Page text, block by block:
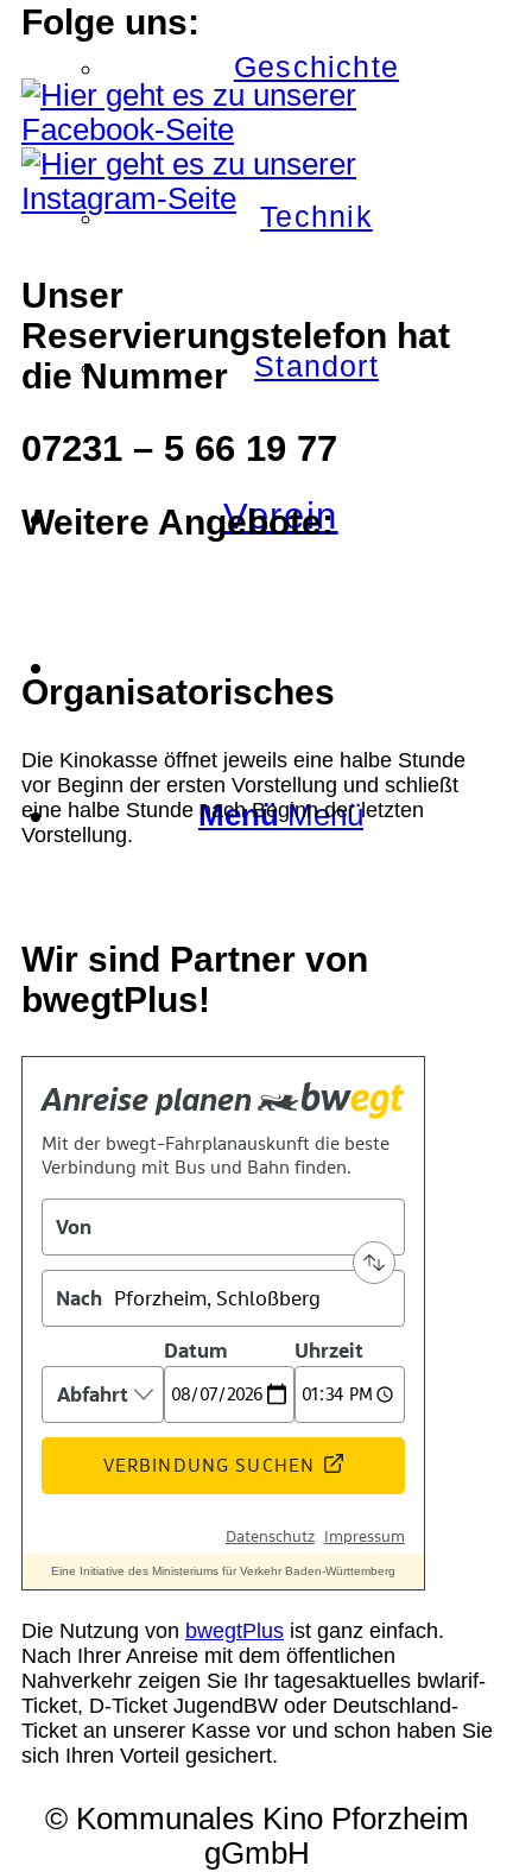
Geschichte
Technik
Standort
Verein
Menü Menü
Folge uns:
Unser
Reservierungstelefon hat
die Nummer
07231 – 5 66 19 77
Weitere Angebote:
Organisatorisches
Die Kinokasse öffnet jeweils eine halbe Stunde
vor Beginn der ersten Vorstellung und schließt
eine halbe Stunde nach Beginn der letzten
Vorstellung.
Wir sind Partner von
bwegtPlus!
Die Nutzung von bwegtPlus ist ganz einfach.
Nach Ihrer Anreise mit dem öffentlichen
Nahverkehr zeigen Sie Ihr tagesaktuelles bwlarif-
Ticket, D-Ticket JugendBW oder Deutschland-
Ticket an unserer Kasse vor und schon haben Sie
sich Ihren Vorteil gesichert.
© Kommunales Kino Pforzheim
gGmbH